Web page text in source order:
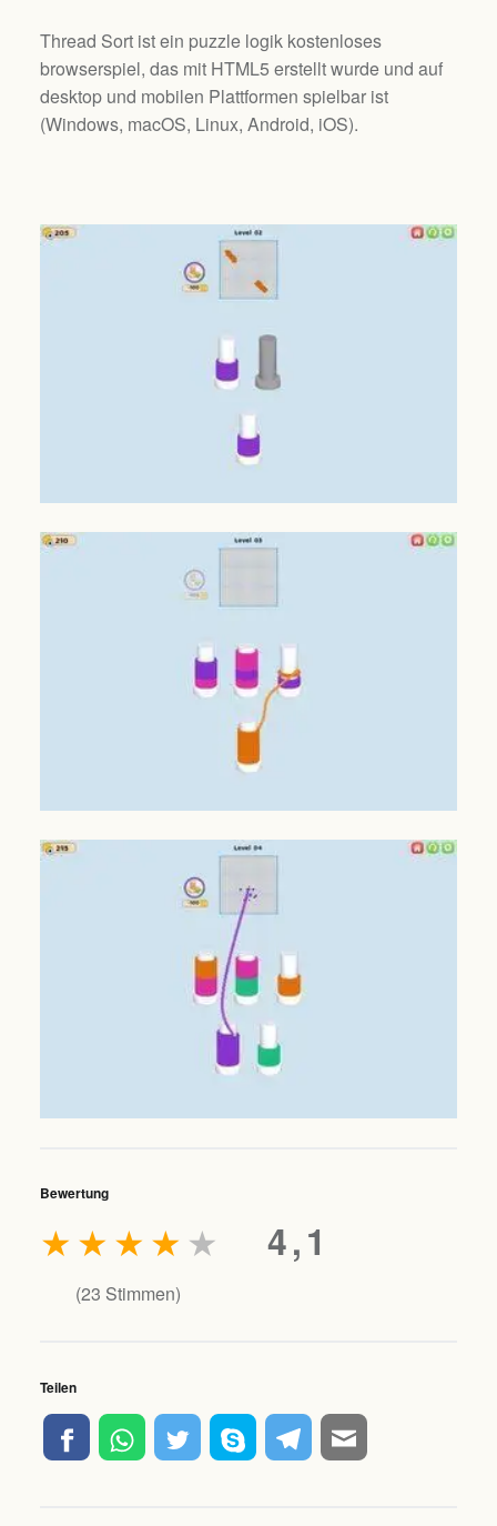
Thread Sort ist ein puzzle logik kostenloses
browserspiel, das mit HTML5 erstellt wurde und auf
desktop und mobilen Plattformen spielbar ist
(Windows, macOS, Linux, Android, iOS).
Bewertung
4,1
★
★
★
★
★
(23 Stimmen)
Teilen